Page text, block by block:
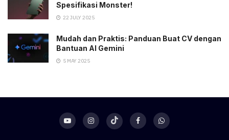
Spesifikasi Monster!
22 JULY 2025
Mudah dan Praktis: Panduan Buat CV dengan
Bantuan AI Gemini
5 MAY 2025